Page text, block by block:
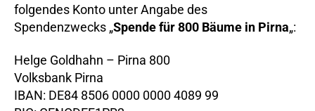
folgendes Konto unter Angabe des
Spendenzwecks „Spende für 800 Bäume in Pirna„:
Helge Goldhahn – Pirna 800
Volksbank Pirna
IBAN: DE84 8506 0000 0000 4089 99